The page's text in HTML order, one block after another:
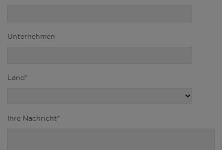
Unternehmen
Land*
Ihre Nachricht*